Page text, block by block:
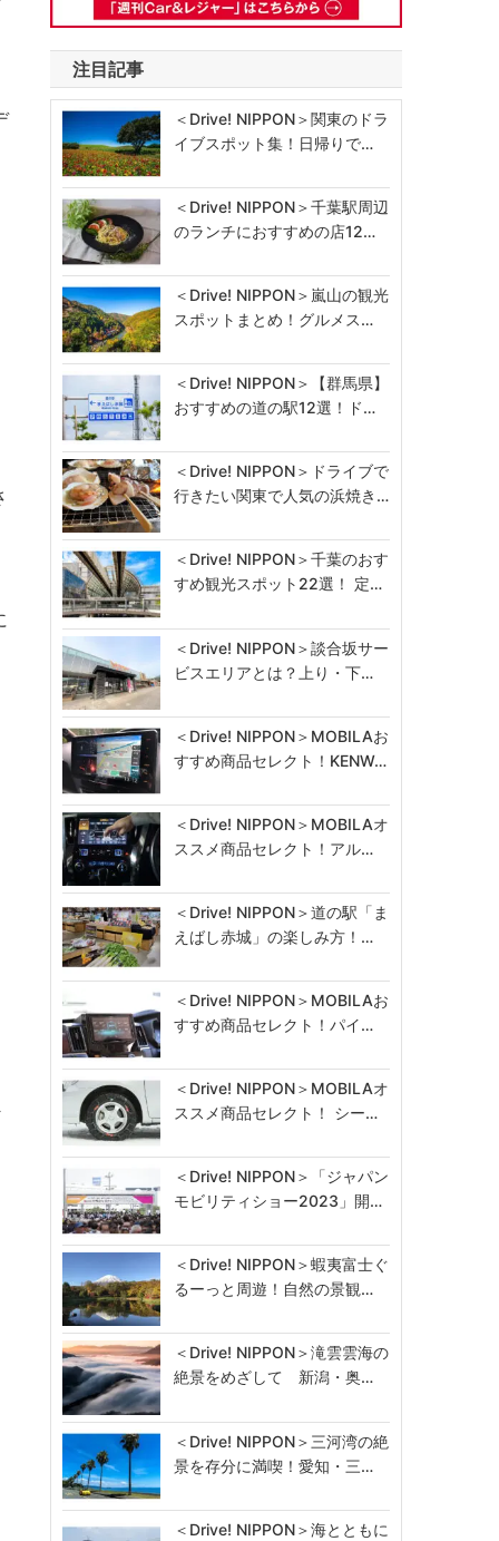
注目記事
＜Drive! NIPPON＞関東のドラ
イブスポット集！日帰りで…
＜Drive! NIPPON＞千葉駅周辺
のランチにおすすめの店12…
＜Drive! NIPPON＞嵐山の観光
スポットまとめ！グルメス…
＜Drive! NIPPON＞【群馬県】
おすすめの道の駅12選！ド…
＜Drive! NIPPON＞ドライブで
行きたい関東で人気の浜焼き…
＜Drive! NIPPON＞千葉のおす
すめ観光スポット22選！ 定…
＜Drive! NIPPON＞談合坂サー
ビスエリアとは？上り・下…
＜Drive! NIPPON＞MOBILAお
すすめ商品セレクト！KENW…
＜Drive! NIPPON＞MOBILAオ
ススメ商品セレクト！アル…
＜Drive! NIPPON＞道の駅「ま
えばし赤城」の楽しみ方！…
＜Drive! NIPPON＞MOBILAお
すすめ商品セレクト！パイ…
＜Drive! NIPPON＞MOBILAオ
ススメ商品セレクト！ シー…
＜Drive! NIPPON＞「ジャパン
モビリティショー2023」開…
＜Drive! NIPPON＞蝦夷富士ぐ
るーっと周遊！自然の景観…
＜Drive! NIPPON＞滝雲雲海の
絶景をめざして 新潟・奥…
＜Drive! NIPPON＞三河湾の絶
景を存分に満喫！愛知・三…
＜Drive! NIPPON＞海とともに